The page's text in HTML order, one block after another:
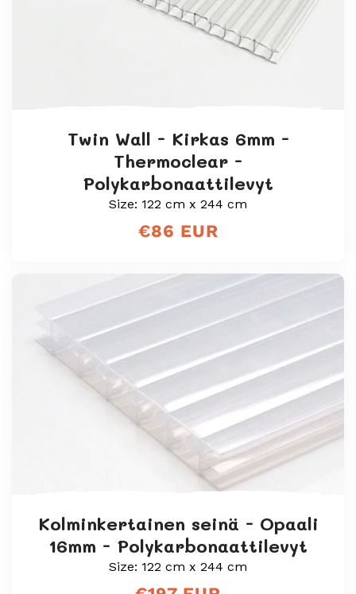
Twin Wall - Kirkas 6mm -
Thermoclear -
Polykarbonaattilevyt
Size: 122 cm x 244 cm
Normaali
€86 EUR
Kolminkertainen seinä - Opaali
16mm - Polykarbonaattilevyt
Size: 122 cm x 244 cm
Normaali